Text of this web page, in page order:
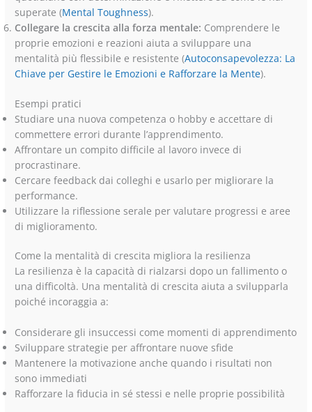
superate (Mental Toughness).
Collegare la crescita alla forza mentale: Comprendere le
proprie emozioni e reazioni aiuta a sviluppare una
mentalità più flessibile e resistente (Autoconsapevolezza: La
Chiave per Gestire le Emozioni e Rafforzare la Mente).
Esempi pratici
Studiare una nuova competenza o hobby e accettare di
commettere errori durante l’apprendimento.
Affrontare un compito difficile al lavoro invece di
procrastinare.
Cercare feedback dai colleghi e usarlo per migliorare la
performance.
Utilizzare la riflessione serale per valutare progressi e aree
di miglioramento.
Come la mentalità di crescita migliora la resilienza
La resilienza è la capacità di rialzarsi dopo un fallimento o
una difficoltà. Una mentalità di crescita aiuta a svilupparla
poiché incoraggia a:
Considerare gli insuccessi come momenti di apprendimento
Sviluppare strategie per affrontare nuove sfide
Mantenere la motivazione anche quando i risultati non
sono immediati
Rafforzare la fiducia in sé stessi e nelle proprie possibilità